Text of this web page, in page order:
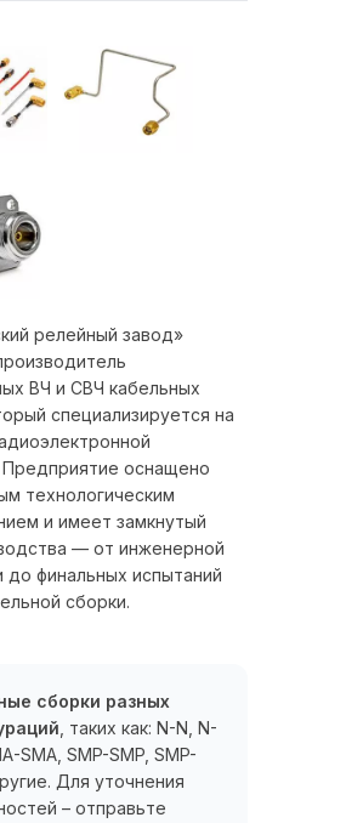
релейный завод»
ВЧ и СВЧ кабельных
специализируется на
Предприятие оснащено
технологическим
и имеет замкнутый
— от инженерной
до финальных испытаний
сборки.
сборки разных
, таких как: N-N, N-
SMA, SMP-SMP, SMP-
Для уточнения
– отправьте